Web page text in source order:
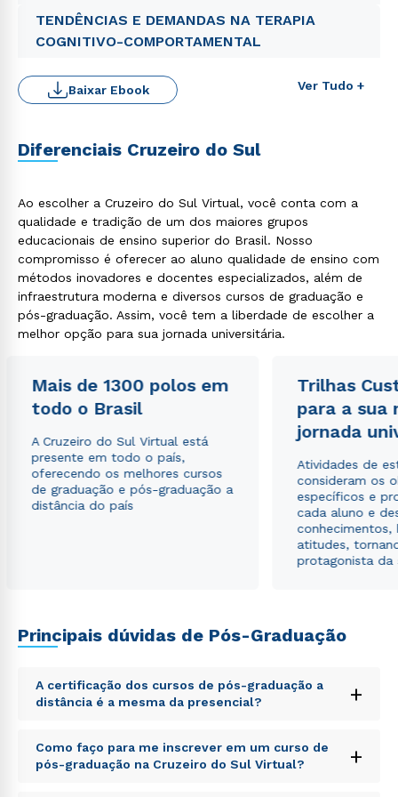
TENDÊNCIAS E DEMANDAS NA TERAPIA
COGNITIVO-COMPORTAMENTAL
Ver Tudo +
Baixar Ebook
Diferenciais Cruzeiro do Sul
Ao escolher a Cruzeiro do Sul Virtual, você conta com a
qualidade e tradição de um dos maiores grupos
educacionais de ensino superior do Brasil. Nosso
compromisso é oferecer ao aluno qualidade de ensino com
métodos inovadores e docentes especializados, além de
infraestrutura moderna e diversos cursos de graduação e
pós-graduação. Assim, você tem a liberdade de escolher a
melhor opção para sua jornada universitária.
Mais de 1300 polos em
todo o Brasil
A Cruzeiro do Sul Virtual está
presente em todo o país,
oferecendo os melhores cursos
de graduação e pós-graduação a
distância do país
Trilhas
para a sua
jornada
Atividades de
consideram os
específicos e
cada aluno e
conhecimentos,
atitudes,
protagonista da
Principais dúvidas de Pós-Graduação
A certificação dos cursos de pós-graduação a
distância é a mesma da presencial?
+
Sed ut perspiciatis unde omnis iste natus error sit
voluptatem accusantium doloremque laudantium,
totam rem aperiam, eaque ipsa quae ab illo inventore
Como faço para me inscrever em um curso de
pós-graduação na Cruzeiro do Sul Virtual?
+
ou
envio de conteúdos da Cruzeiro do Sul.